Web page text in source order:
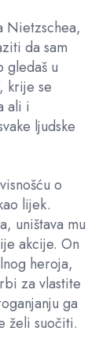
Nietzschea,
da sam
gledaš u
krije se
ali i
ljudske
o
lijek.
uništava mu
akcije. On
heroja,
za vlastite
ga
želi suočiti.